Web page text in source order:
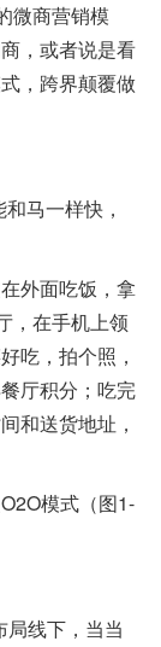
微商营销模
，或者说是看
，跨界颠覆做
马一样快，
外面吃饭，拿
，在手机上领
吃，拍个照，
厅积分；吃完
和送货地址，
模式（图1-
线下，当当